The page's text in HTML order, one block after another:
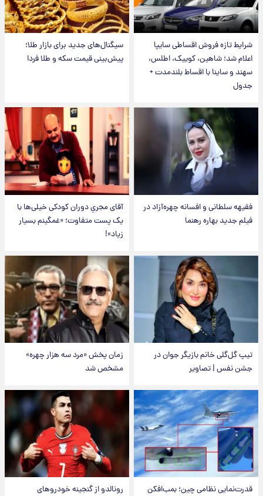
شرایط تازه فروش اقساطی سایپا
اعلام شد؛ شاهین، کوییک، اطلس،
سهند و ساینا با اقساط بلندمدت +
جدول
سیگنال‌های جدید برای بازار طلا؛
پیش‌بینی قیمت سکه و طلا فردا
فقیهه سلطانی و افسانه چهره‌آزاد در
فیلم جدید بهاره رهنما
آقای مجریِ دوران کودکی خیلی‌ها با
یک پست متفاوت؛ «غمگینم بسیار
زیاد»!
تیپ گل‌گلی خانم بازیگر جوان در
جشن نفس | تصاویر
زمان پخش «مرد سه هزار چهره»
مشخص شد
قدرت‌نمایی نظامی چین؛ بمب‌افکن رونالدو از گنجینه خودروهای